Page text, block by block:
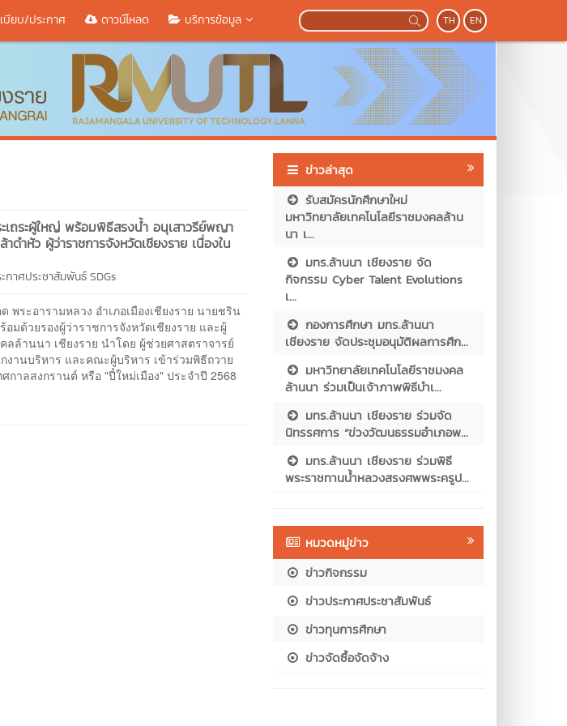
บียบ/ประกาศ ดาวน์โหลด บริการข้อมูล TH EN
เถระผู้ใหญ่ พร้อมพิธีสรงน้ำ อนุเสาวรีย์พญา
าดำหัว ผู้ว่าราชการจังหวัดเชียงราย เนื่องใน
กาศประชาสัมพันธ์ SDGs
ะอารามหลวง อำเภอเมืองเชียงราย นายชริน
มด้วยรองผู้ว่าราชการจังหวัดเชียงราย และผู้
ล้านนา เชียงราย นำโดย ผู้ช่วยศาสตราจารย์
านบริหาร และคณะผู้บริหาร เข้าร่วมพิธีถวาย
กาลสงกรานต์ หรือ "ปี๋ใหม่เมือง" ประจำปี 2568
ข่าวล่าสุด
รับสมัครนักศึกษาใหม่
มหาวิทยาลัยเทคโนโลยีราชมงคลล้าน
นา เ...
มทร.ล้านนา เชียงราย จัด
กิจกรรม Cyber Talent Evolutions
เ...
กองการศึกษา มทร.ล้านนา
เชียงราย จัดประชุมอนุมัติผลการศึก...
มหาวิทยาลัยเทคโนโลยีราชมงคล
ล้านนา ร่วมเป็นเจ้าภาพพิธีบำเ...
มทร.ล้านนา เชียงราย ร่วมจัด
นิทรรศการ “ข่วงวัฒนธรรมอำเภอพ...
มทร.ล้านนา เชียงราย ร่วมพิธี
พระราชทานน้ำหลวงสรงศพพระครูป...
หมวดหมู่ข่าว
ข่าวกิจกรรม
ข่าวประกาศประชาสัมพันธ์
ข่าวทุนการศึกษา
ข่าวจัดซื้อจัดจ้าง